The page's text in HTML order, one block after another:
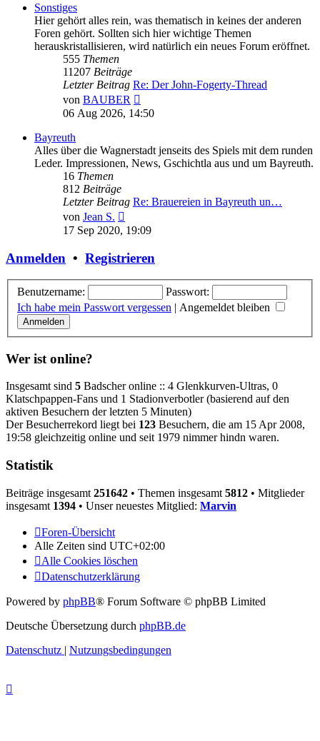
Sonstiges
Hier gehört alles rein, was thematisch in keines der anderen
Foren gehört. Sollten sich hier wichtige Themen
herauskristallisieren, wird natürlich ein neues Forum eröffnet.
555 Themen
11207 Beiträge
Letzter Beitrag Re: Der John-Fogerty-Thread
von BAUBER
Beitrag
06 Aug 2026, 14:50
Bayreuth
Alles über die Wagnerstadt jenseits des Spiels mit dem runden
Leder. Impressionen, News, Gschichtla aus und um Bayreuth.
16 Themen
812 Beiträge
Letzter Beitrag Re: Brauereien in Bayreuth un…
von Jean S.
Beitrag
17 Sep 2020, 19:09
Anmelden • Registrieren
Benutzername:
Passwort:
Ich habe mein Passwort vergessen | Angemeldet bleiben
Wer ist online?
Insgesamt sind 5 Badscher online :: 4 Glenkkurven-Ultras, 0
Klatschpappen-Fans und 1 Stadionverbotler (basierend auf den
aktiven Besuchern der letzten 5 Minuten)
Der Besucherrekord liegt bei 123 Besuchern, die am 15 Apr 2008,
19:58 gleichzeitig online und seit 1979 nimmer hindn waren.
Statistik
Beiträge insgesamt 251642 • Themen insgesamt 5812 • Mitglieder
insgesamt 1394 • Unser neuestes Mitglied: Marvin
Foren-Übersicht
Alle Zeiten sind UTC+02:00
Alle Cookies löschen
Datenschutzerklärung
Powered by phpBB® Forum Software © phpBB Limited
Deutsche Übersetzung durch phpBB.de
Datenschutz | Nutzungsbedingungen